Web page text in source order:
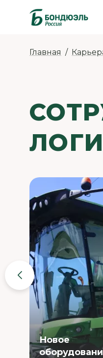
Главная
Новое